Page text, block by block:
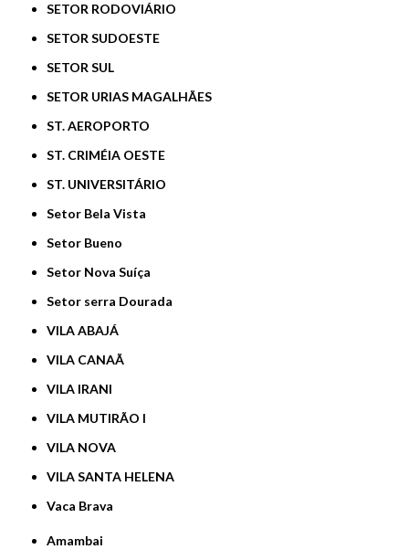
SETOR RODOVIÁRIO
SETOR SUDOESTE
SETOR SUL
SETOR URIAS MAGALHÃES
ST. AEROPORTO
ST. CRIMÉIA OESTE
ST. UNIVERSITÁRIO
Setor Bela Vista
Setor Bueno
Setor Nova Suíça
Setor serra Dourada
VILA ABAJÁ
VILA CANAÃ
VILA IRANI
VILA MUTIRÃO I
VILA NOVA
VILA SANTA HELENA
Vaca Brava
Amambai